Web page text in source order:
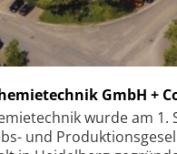
GmbH +
wurde am 1.
und